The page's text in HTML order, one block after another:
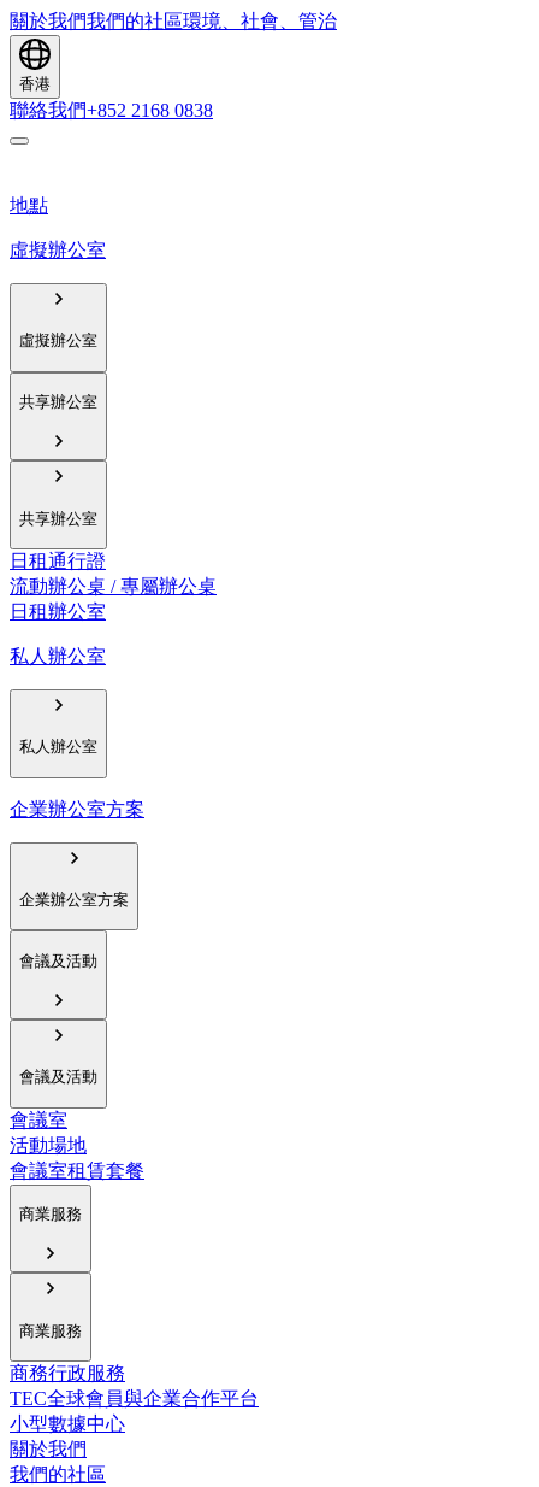
關於我們我們的社區環境、社會、管治
香港
聯絡我們+852 2168 0838
地點
虛擬辦公室
虛擬辦公室
共享辦公室
共享辦公室
日租通行證
流動辦公桌 / 專屬辦公桌
日租辦公室
私人辦公室
私人辦公室
企業辦公室方案
企業辦公室方案
會議及活動
會議及活動
會議室
活動場地
會議室租賃套餐
商業服務
商業服務
商務行政服務
TEC全球會員與企業合作平台
小型數據中心
關於我們
我們的社區